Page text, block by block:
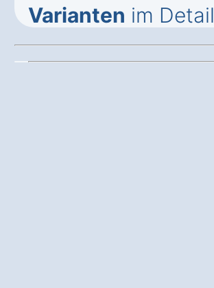
Varianten im Detail